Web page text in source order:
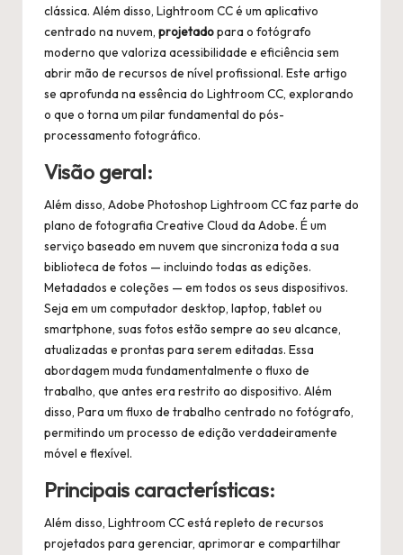
clássica. Além disso, Lightroom CC é um aplicativo
centrado na nuvem, projetadopara o fotógrafo
moderno que valoriza acessibilidade e eficiência sem
abrir mão de recursos de nível profissional. Este artigo
se aprofunda na essência do Lightroom CC, explorando
o que o torna um pilar fundamental do pós-
processamento fotográfico.
Visão geral:
Além disso, Adobe Photoshop Lightroom CC faz parte do
plano de fotografia Creative Cloud da Adobe. É um
serviço baseado em nuvem que sincroniza toda a sua
biblioteca de fotos — incluindo todas as edições.
Metadados e coleções — em todos os seus dispositivos.
Seja em um computador desktop, laptop, tablet ou
smartphone, suas fotos estão sempre ao seu alcance,
atualizadas e prontas para serem editadas. Essa
abordagem muda fundamentalmente o fluxo de
trabalho, que antes era restrito ao dispositivo. Além
disso, Para um fluxo de trabalho centrado no fotógrafo,
permitindo um processo de edição verdadeiramente
móvel e flexível.
Principais características:
Além disso, Lightroom CC está repleto de recursos
projetados para gerenciar, aprimorar e compartilhar